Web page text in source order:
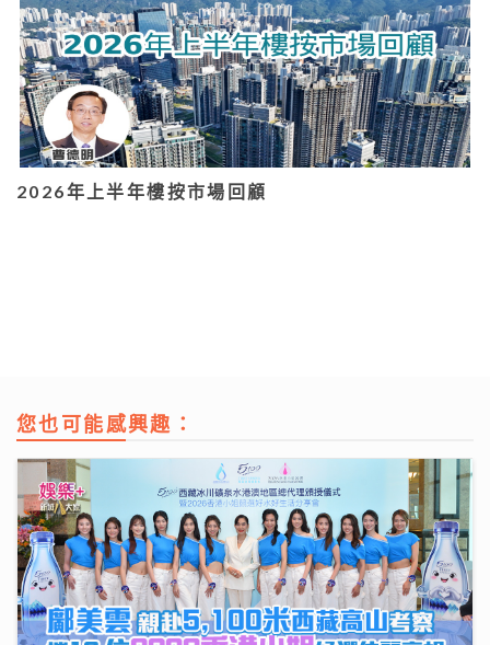
2026年上半年樓按市場回顧
您也可能感興趣：